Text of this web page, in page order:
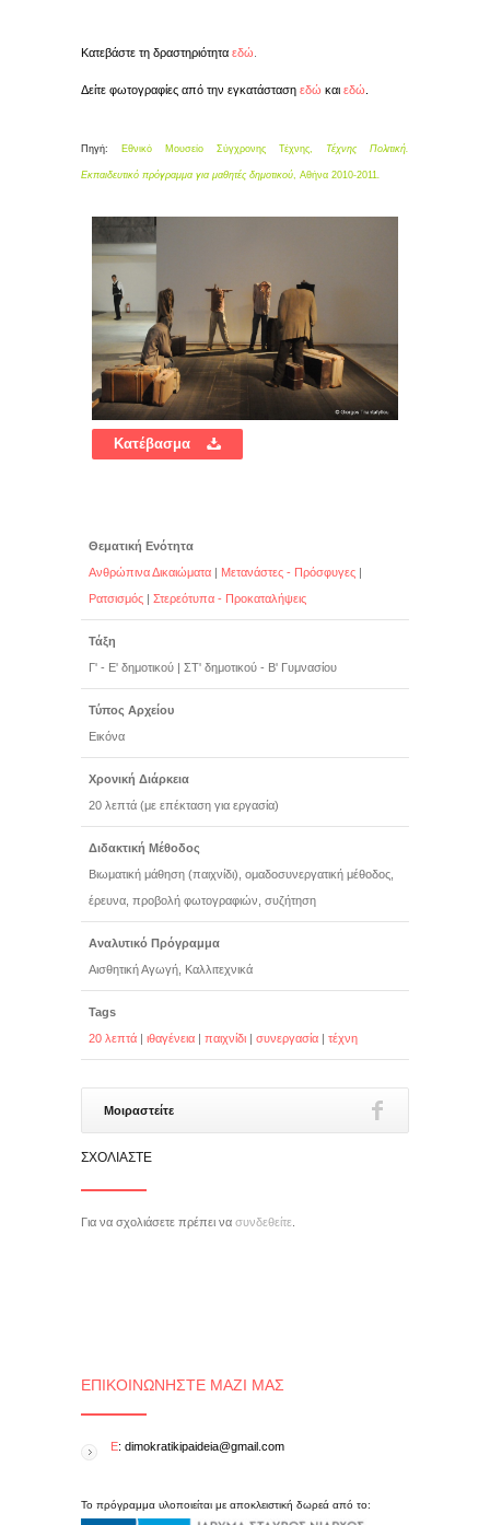
Κατεβάστε τη δραστηριότητα εδώ
Δείτε φωτογραφίες από την εγκατάσταση εδώ και εδώ
Πηγή: Εθνικό Μουσείο Σύγχρονης Τέχνης, Τέχνης Πολιτική.
Εκπαιδευτικό πρόγραμμα για μαθητές δημοτικού, Αθήνα 2010-2011.
Κατέβασμα
Θεματική Ενότητα
Ανθρώπινα Δικαιώματα | Μετανάστες - Πρόσφυγες |
Ρατσισμός | Στερεότυπα - Προκαταλήψεις
Τάξη
Γ' - Ε' δημοτικού | ΣΤ' δημοτικού - Β' Γυμνασίου
Τύπος Αρχείου
Εικόνα
Χρονική Διάρκεια
20 λεπτά (με επέκταση για εργασία)
Διδακτική Μέθοδος
Βιωματική μάθηση (παιχνίδι), ομαδοσυνεργατική μέθοδος,
έρευνα, προβολή φωτογραφιών, συζήτηση
Αναλυτικό Πρόγραμμα
Αισθητική Αγωγή, Καλλιτεχνικά
Tags
20 λεπτά | ιθαγένεια | παιχνίδι | συνεργασία | τέχνη
Μοιραστείτε
ΣΧΟΛΙΆΣΤΕ
Για να σχολιάσετε πρέπει να συνδεθείτε
ΕΠΙΚΟΙΝΩΝΉΣΤΕ ΜΑΖΊ ΜΑΣ
E: dimokratikipaideia@gmail.com
Το πρόγραμμα υλοποιείται με αποκλειστική δωρεά από το: